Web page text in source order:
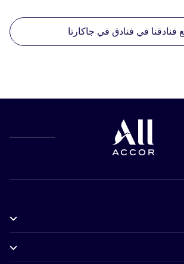
فنادقنا في فنادق في جاكارتا